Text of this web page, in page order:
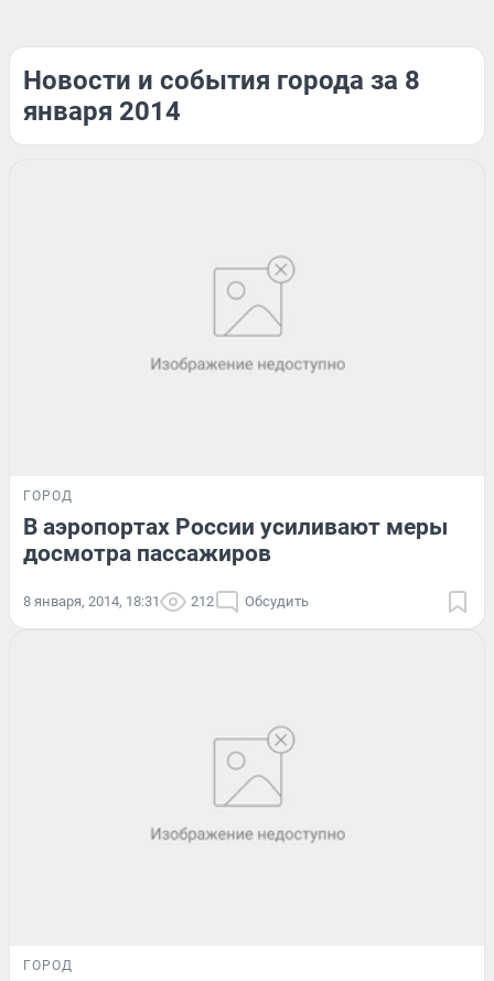
Новости и события города за 8
января 2014
ГОРОД
В аэропортах России усиливают меры
досмотра пассажиров
8 января, 2014, 18:31 212 Обсудить
ГОРОД